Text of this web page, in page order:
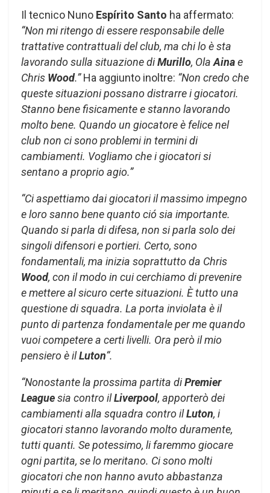
Il tecnico Nuno Espírito Santo ha affermato:
“Non mi ritengo di essere responsabile delle
trattative contrattuali del club, ma chi lo è sta
lavorando sulla situazione diMurillo, OlaAinae
Chris Wood.”Ha aggiunto inoltre: “Non credo che
queste situazioni possano distrarre i giocatori.
Stanno bene fisicamente e stanno lavorando
molto bene. Quando un giocatore è felice nel
club non ci sono problemi in termini di
cambiamenti. Vogliamo che i giocatori si
sentano a proprio agio.”
“Ci aspettiamo dai giocatori il massimo impegno
e loro sanno bene quanto ció sia importante.
Quando si parla di difesa, non si parla solo dei
singoli difensori e portieri. Certo, sono
fondamentali, ma inizia soprattutto da Chris
Wood, con il modo in cui cerchiamo di prevenire
e mettere al sicuro certe situazioni. È tutto una
questione di squadra. La porta inviolata è il
punto di partenza fondamentale per me quando
vuoi competere a certi livelli. Ora però il mio
pensiero è ilLuton“.
“Nonostante la prossima partita diPremier
Leaguesia contro ilLiverpool, apporterò dei
cambiamenti alla squadra contro ilLuton, i
giocatori stanno lavorando molto duramente,
tutti quanti. Se potessimo, li faremmo giocare
ogni partita, se lo meritano. Ci sono molti
giocatori che non hanno avuto abbastanza